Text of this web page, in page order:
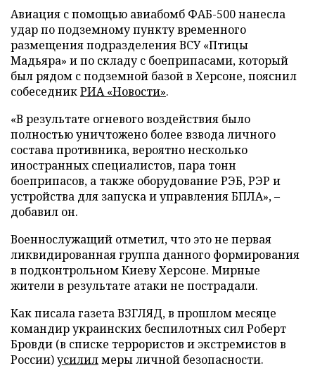
Авиация с помощью авиабомб ФАБ-500 нанесла
удар по подземному пункту временного
размещения подразделения ВСУ «Птицы
Мадьяра» и по складу с боеприпасами, который
был рядом с подземной базой в Херсоне, пояснил
собеседникРИА «Новости».
«В результате огневого воздействия было
полностью уничтожено более взвода личного
состава противника, вероятно несколько
иностранных специалистов, пара тонн
боеприпасов, а также оборудование РЭБ, РЭР и
устройства для запуска и управления БПЛА», –
добавил он.
Военнослужащий отметил, что это не первая
ликвидированная группа данного формирования
в подконтрольном Киеву Херсоне. Мирные
жители в результате атаки не пострадали.
Как писала газета ВЗГЛЯД, в прошлом месяце
командир украинских беспилотных сил Роберт
Бровди (в списке террористов и экстремистов в
России)усилилмеры личной безопасности.